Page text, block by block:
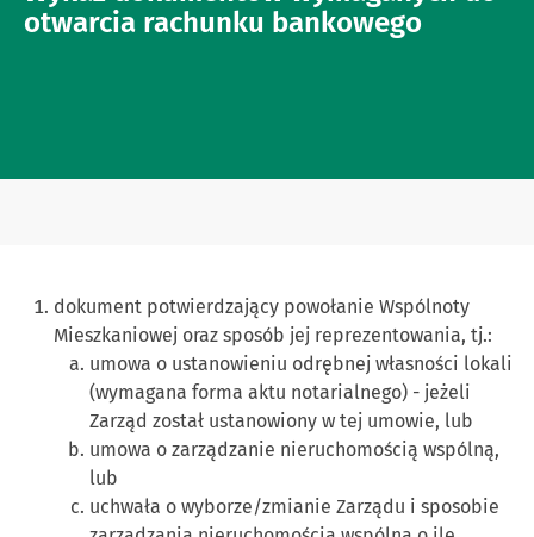
otwarcia rachunku bankowego
dokument potwierdzający powołanie Wspólnoty
Mieszkaniowej oraz sposób jej reprezentowania, tj.:
umowa o ustanowieniu odrębnej własności lokali
(wymagana forma aktu notarialnego) - jeżeli
Zarząd został ustanowiony w tej umowie, lub
umowa o zarządzanie nieruchomością wspólną,
lub
uchwała o wyborze/zmianie Zarządu i sposobie